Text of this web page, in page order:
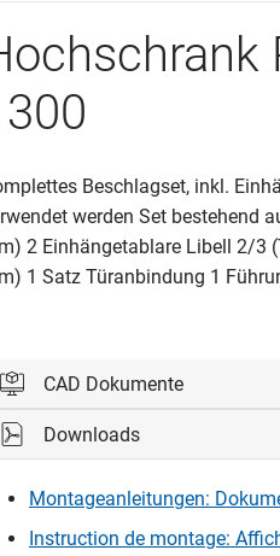
Beschlagset, inkl.
werden Set bestehend
2 Einhängetablare Libell 2/3
1 Satz Türanbindung 1
CAD Dokumente
Bitte einloggen, um die
Einloggen
Downloads
Montageanleitungen:
Instruction de montage: